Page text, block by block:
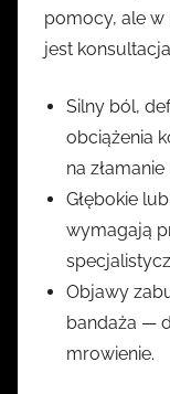
pomocy, ale w
jest
Silny ból,
obciążenia
na
Głębokie
wymagają
Objawy
bandaża —
mrowienie.